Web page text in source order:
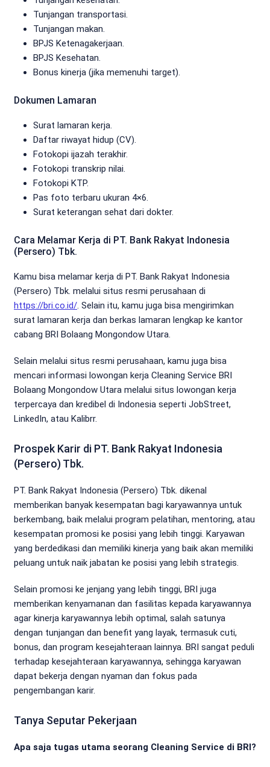
Tunjangan transportasi.
Tunjangan makan.
BPJS Ketenagakerjaan.
BPJS Kesehatan.
Bonus kinerja (jika memenuhi target).
Dokumen Lamaran
Surat lamaran kerja.
Daftar riwayat hidup (CV).
Fotokopi ijazah terakhir.
Fotokopi transkrip nilai.
Fotokopi KTP.
Pas foto terbaru ukuran 4×6.
Surat keterangan sehat dari dokter.
Cara Melamar Kerja di PT. Bank Rakyat Indonesia
(Persero) Tbk.
Kamu bisa melamar kerja di PT. Bank Rakyat Indonesia
(Persero) Tbk. melalui situs resmi perusahaan di
https://bri.co.id/. Selain itu, kamu juga bisa mengirimkan
surat lamaran kerja dan berkas lamaran lengkap ke kantor
cabang BRI Bolaang Mongondow Utara.
Selain melalui situs resmi perusahaan, kamu juga bisa
mencari informasi lowongan kerja Cleaning Service BRI
Bolaang Mongondow Utara melalui situs lowongan kerja
terpercaya dan kredibel di Indonesia seperti JobStreet,
LinkedIn, atau Kalibrr.
Prospek Karir di PT. Bank Rakyat Indonesia
(Persero) Tbk.
PT. Bank Rakyat Indonesia (Persero) Tbk. dikenal
memberikan banyak kesempatan bagi karyawannya untuk
berkembang, baik melalui program pelatihan, mentoring, atau
kesempatan promosi ke posisi yang lebih tinggi. Karyawan
yang berdedikasi dan memiliki kinerja yang baik akan memiliki
peluang untuk naik jabatan ke posisi yang lebih strategis.
Selain promosi ke jenjang yang lebih tinggi, BRI juga
memberikan kenyamanan dan fasilitas kepada karyawannya
agar kinerja karyawannya lebih optimal, salah satunya
dengan tunjangan dan benefit yang layak, termasuk cuti,
bonus, dan program kesejahteraan lainnya. BRI sangat peduli
terhadap kesejahteraan karyawannya, sehingga karyawan
dapat bekerja dengan nyaman dan fokus pada
pengembangan karir.
Tanya Seputar Pekerjaan
Apa saja tugas utama seorang Cleaning Service di BRI?